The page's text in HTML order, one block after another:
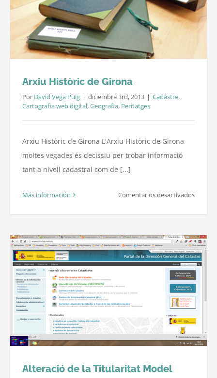
de
Girona
Arxiu Històric de Girona
Por David Vega Puig | diciembre 3rd, 2013 | Cadastre,
Cartografia web digital,Geografia, Peritatges
Arxiu Històric de Girona L'Arxiu Històric de Girona
moltes vegades és decissiu per trobar informació
tant a nivell cadastral com de [...]
Más información Comentarios desactivadosen
de
Girona
Alteració de la Titularitat Model